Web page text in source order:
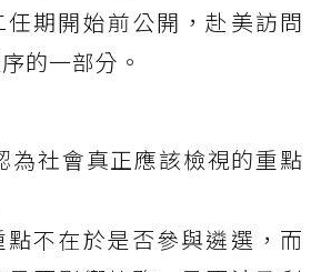
任期開始前公開，赴美訪問
的一部分。
為社會真正應該檢視的重點
點不在於是否參與遴選，而